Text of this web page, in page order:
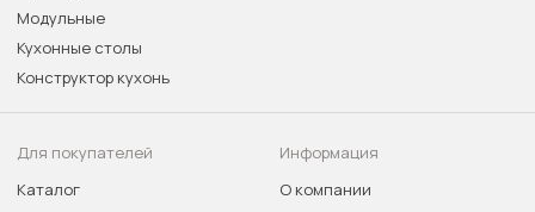
Модульные
Кухонные столы
Конструктор кухонь
Для покупателей
Каталог
Информация
О компании